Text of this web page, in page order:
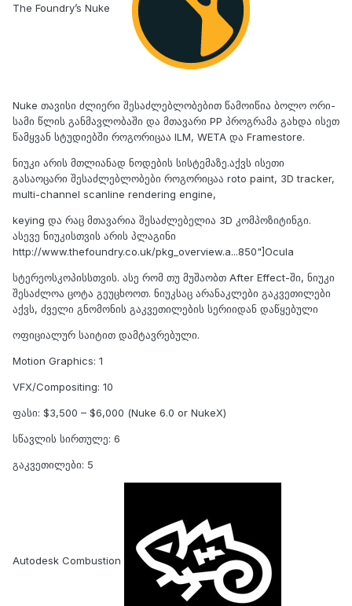
The Foundry’s Nuke
Nuke თავისი ძლიერი შესაძლებლობებით წამოიწია ბოლო ორი-
სამი წლის განმავლობაში და მთავარი PP პროგრამა გახდა ისეთ
წამყვან სტუდიებში როგორიცაა ILM, WETA და Framestore.
ნიუკი არის მთლიანად ნოდების სისტემაზე.აქვს ისეთი
გასაოცარი შესაძლებლობები როგორიცაა roto paint, 3D tracker,
multi-channel scanline rendering engine,
keying და რაც მთავარია შესაძლებელია 3D კომპოზიტინგი.
ასევე ნიუკისთვის არის პლაგინი
http://www.thefoundry.co.uk/pkg_overview.a...850"]Ocula
სტერეოსკოპისსთვის. ასე რომ თუ მუშაობთ After Effect-ში, ნიუკი
შესაძლოა ცოტა გეუცხოოთ. ნიუკსაც არანაკლები გაკვეთილები
აქვს, ძველი გნომონის გაკვეთილების სერიიდან დაწყებული
ოფიციალურ საიტით დამტავრებული.
Motion Graphics: 1
VFX/Compositing: 10
ფასი: $3,500 – $6,000 (Nuke 6.0 or NukeX)
სწავლის სირთულე: 6
გაკვეთილები: 5
Autodesk Combustion